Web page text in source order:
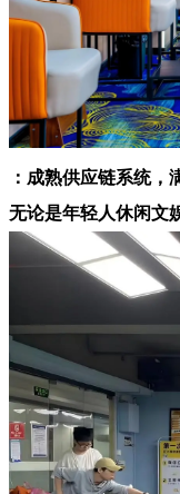
：成熟供应链系统，
无论是年轻人休闲文